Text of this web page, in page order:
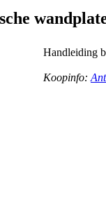
Handleiding
Koopinfo: